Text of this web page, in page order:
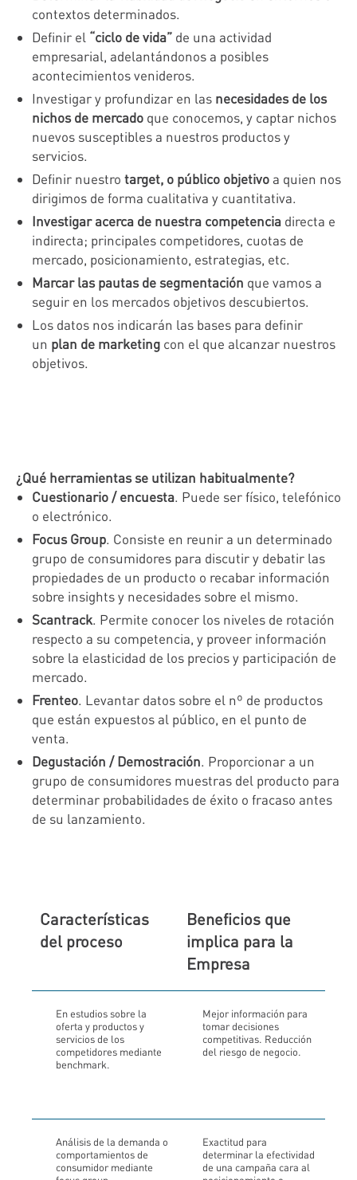
contextos determinados.
Definir el “ciclo de vida” de una actividad
empresarial, adelantándonos a posibles
acontecimientos venideros.
Investigar y profundizar en las necesidades de los
nichos de mercado que conocemos, y captar nichos
nuevos susceptibles a nuestros productos y
servicios.
Definir nuestro target, o público objetivo a quien nos
dirigimos de forma cualitativa y cuantitativa.
Investigar acerca de nuestra competencia directa e
indirecta; principales competidores, cuotas de
mercado, posicionamiento, estrategias, etc.
Marcar las pautas de segmentación que vamos a
seguir en los mercados objetivos descubiertos.
Los datos nos indicarán las bases para definir
un plan de marketing con el que alcanzar nuestros
objetivos.
¿Qué herramientas se utilizan habitualmente?
Cuestionario / encuesta. Puede ser físico, telefónico
o electrónico.
Focus Group. Consiste en reunir a un determinado
grupo de consumidores para discutir y debatir las
propiedades de un producto o recabar información
sobre insights y necesidades sobre el mismo.
Scantrack. Permite conocer los niveles de rotación
respecto a su competencia, y proveer información
sobre la elasticidad de los precios y participación de
mercado.
Frenteo. Levantar datos sobre el nº de productos
que están expuestos al público, en el punto de
venta.
Degustación / Demostración. Proporcionar a un
grupo de consumidores muestras del producto para
determinar probabilidades de éxito o fracaso antes
de su lanzamiento.
Características
del proceso
Beneficios que
implica para la
Empresa
En estudios sobre la
oferta y productos y
servicios de los
competidores mediante
benchmark.
Mejor información para
tomar decisiones
competitivas. Reducción
del riesgo de negocio.
Análisis de la demanda o
comportamientos de
consumidor mediante
Exactitud para
determinar la efectividad
de una campaña cara al